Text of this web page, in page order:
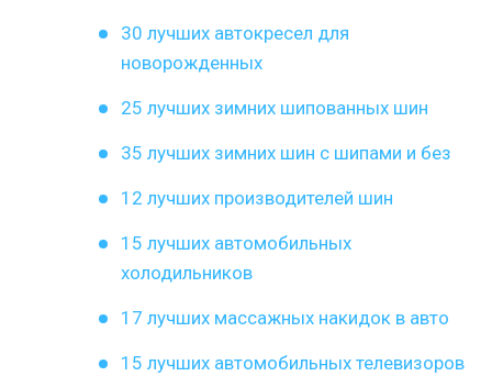
30 лучших автокресел для
новорожденных
25 лучших зимних шипованных шин
35 лучших зимних шин с шипами и без
12 лучших производителей шин
15 лучших автомобильных
холодильников
17 лучших массажных накидок в авто
15 лучших автомобильных телевизоров